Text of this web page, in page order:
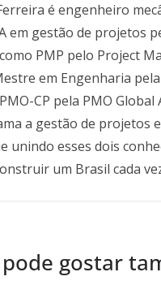
é engenheiro
em gestão de projetos
PMP pelo Project
em Engenharia pela
CP pela PMO Global
a gestão de projetos
unindo esses dois
um Brasil cada
gostar